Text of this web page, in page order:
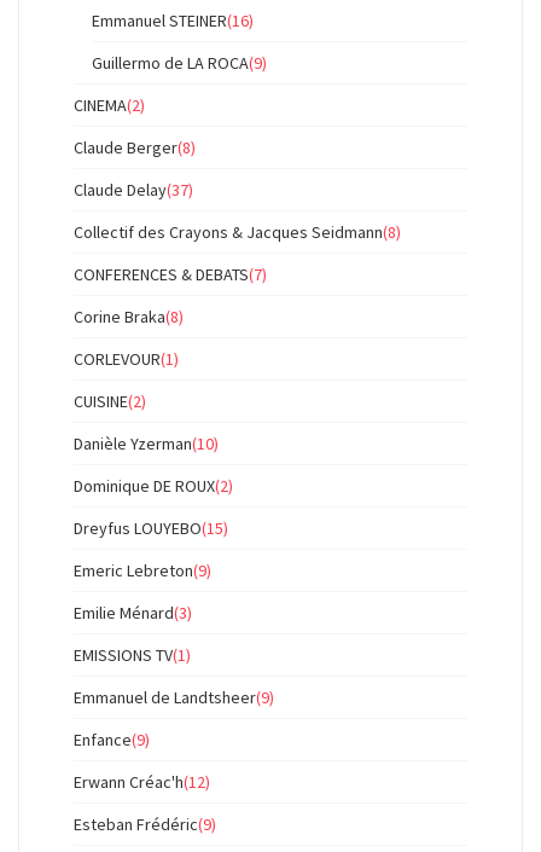
Emmanuel STEINER(16)
Guillermo de LA ROCA(9)
CINEMA(2)
Claude Berger(8)
Claude Delay(37)
Collectif des Crayons & Jacques Seidmann(8)
CONFERENCES & DEBATS(7)
Corine Braka(8)
CORLEVOUR(1)
CUISINE(2)
Danièle Yzerman(10)
Dominique DE ROUX(2)
Dreyfus LOUYEBO(15)
Emeric Lebreton(9)
Emilie Ménard(3)
EMISSIONS TV(1)
Emmanuel de Landtsheer(9)
Enfance(9)
Erwann Créac'h(12)
Esteban Frédéric(9)